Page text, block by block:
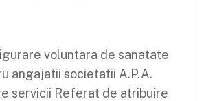
voluntara de sanatate
angajatii societatii A.P.A.
servicii Referat de atribuire